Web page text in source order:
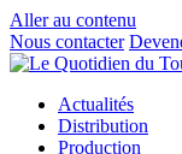
Aller au contenu
Nous contacter
Actualités
Distribution
Production